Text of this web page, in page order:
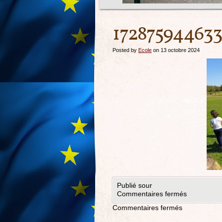
Posted by Ecole on 13 octobre 2024
Publié sour
Commentaires fermés
Commentaires fermés